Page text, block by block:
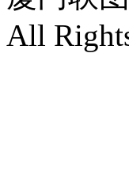
All